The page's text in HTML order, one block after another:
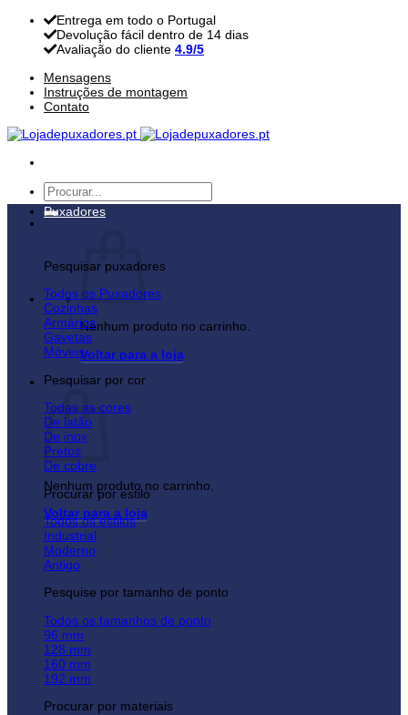
Skip
content
Entrega em todo o Portugal
Devolução fácil dentro de 14 dias
Avaliação do cliente 4.9/5
Mensagens
Instruções de montagem
Contato
Pesquisar
por:
Nenhum produto no carrinho.
Voltar para a loja
Carrinho
Nenhum produto no carrinho.
Voltar para a loja
Puxadores
Pesquisar puxadores
Todos os Puxadores
Cozinhas
Armários
Gavetas
Móveis
Pesquisar por cor
Todas as cores
De latão
De inox
Pretos
De cobre
Procurar por estilo
Todos os estilos
Industrial
Moderno
Antigo
Pesquise por tamanho de ponto
Todos os tamanhos de ponto
96 mm
128 mm
160 mm
192 mm
Procurar por materiais